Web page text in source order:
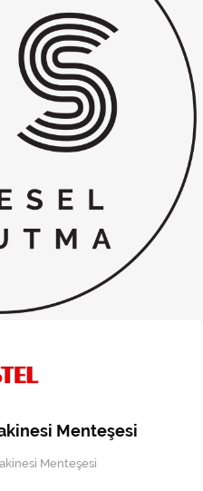
ve Aspiratör
Menteşesi
Menteşesi